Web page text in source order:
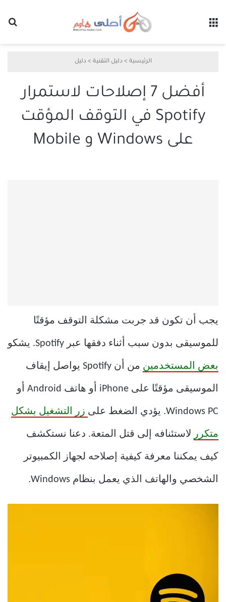
الرئيسية > دليل التقنية > دليل
أفضل 7 إصلاحات لاستمرار
Spotify في التوقف المؤقت
على Windows و Mobile
يجب أن تكون قد جربت مشكلة التوقف مؤقتًا
للموسيقى بدون سبب أثناء دفقها عبر Spotify. يشكو
بعض المستخدمين من أن Spotify يواصل إيقاف
الموسيقى مؤقتًا على iPhone أو هاتف Android أو
Windows PC. يؤدي الضغط على زر التشغيل بشكل
متكرر لاستئنافه إلى قتل المتعة. دعنا نستكشف
كيف يمكننا معرفة كيفية إصلاحه لجهاز الكمبيوتر
الشخصي والهاتف الذي يعمل بنظام Windows.